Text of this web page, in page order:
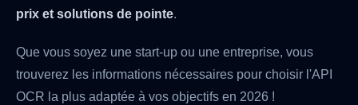
prix et solutions de pointe.
Que vous soyez une start-up ou une entreprise, vous
trouverez les informations nécessaires pour choisir l'API
OCR la plus adaptée à vos objectifs en 2026 !